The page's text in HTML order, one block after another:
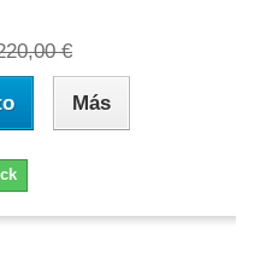
€
Más